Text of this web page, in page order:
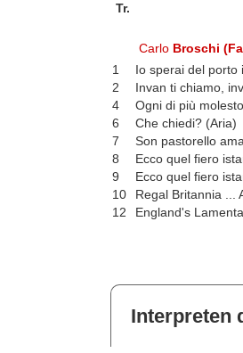
Tr.
Carlo Broschi
1
Io sperai del porto
2
Invan ti chiamo,
4
Ogni di più
6
Che chiedi? (Aria)
7
Son pastorello
8
Ecco quel fiero
9
Ecco quel fiero
10
Regal Britannia ...
12
England's
Interpreten